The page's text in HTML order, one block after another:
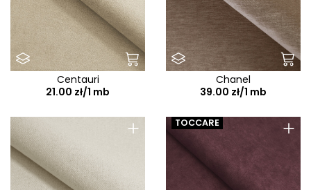
Centauri
21.00 zł/1 mb
Chanel
39.00 zł/1 mb
+ +
TOCCARE